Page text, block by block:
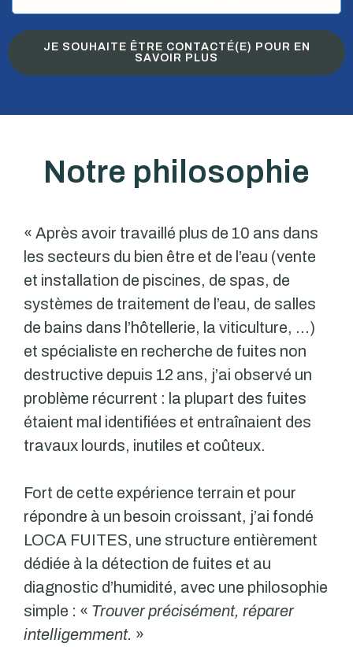
JE SOUHAITE ÊTRE CONTACTÉ(E) POUR EN
SAVOIR PLUS
Notre philosophie
« Après avoir travaillé plus de 10 ans dans
les secteurs du bien être et de l’eau (vente
et installation de piscines, de spas, de
systèmes de traitement de l’eau, de salles
de bains dans l’hôtellerie, la viticulture, …)
et spécialiste en recherche de fuites non
destructive depuis 12 ans, j’ai observé un
problème récurrent : la plupart des fuites
étaient mal identifiées et entraînaient des
travaux lourds, inutiles et coûteux.
Fort de cette expérience terrain et pour
répondre à un besoin croissant, j’ai fondé
LOCA FUITES, une structure entièrement
dédiée à la détection de fuites et au
diagnostic d’humidité, avec une philosophie
simple : « Trouver précisément, réparer
intelligemment. »